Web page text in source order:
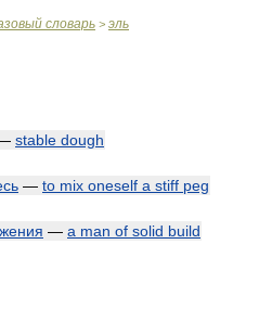
словарь > эль
stable dough
— to mix oneself a stiff peg
— a man of solid build